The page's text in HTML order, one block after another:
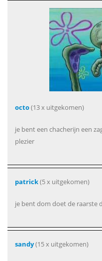
octo(13 x uitgekomen)
je bent een chacherijn een
plezier
patrick(5 x uitgekomen)
je bent dom doet de raarste
sandy(15 x uitgekomen)